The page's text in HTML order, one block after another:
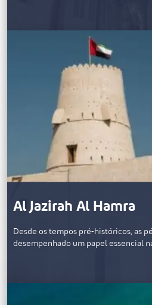
Al Jazirah Al Hamra
Desde os tempos pré-históricos, as
desempenhado um papel essencial